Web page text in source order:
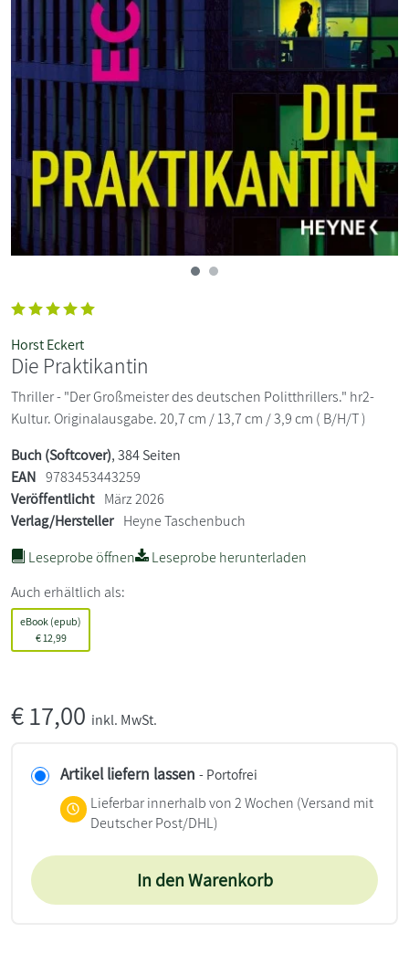
Horst Eckert
Die Praktikantin
Thriller - "Der Großmeister des deutschen Politthrillers." hr2-
Kultur. Originalausgabe. 20,7 cm / 13,7 cm / 3,9 cm ( B/H/T )
Buch (Softcover), 384 Seiten
EAN 9783453443259
Veröffentlicht März 2026
Verlag/Hersteller Heyne Taschenbuch
Leseprobe öffnen
Leseprobe herunterladen
Auch erhältlich als:
eBook (epub)
€12,99
€17,00 inkl. MwSt.
Artikel liefern lassen - Portofrei
Lieferbar innerhalb von 2 Wochen (Versand mit
Deutscher Post/DHL)
In den Warenkorb